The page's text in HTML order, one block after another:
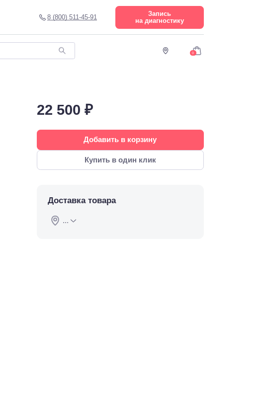
8 (800) 511-45-91
Запись
на диагностику
0
22 500 ₽
Добавить в корзину
Купить в один клик
Доставка товара
...